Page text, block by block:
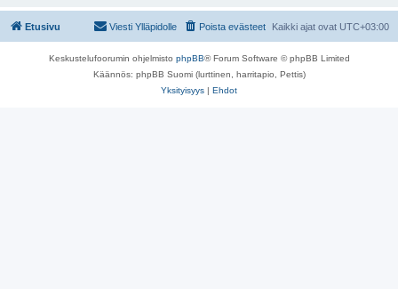
Etusivu Kaikki ajat ovat UTC+03:00
Poista evästeet
Viesti Ylläpidolle
Keskustelufoorumin ohjelmisto phpBB® Forum Software © phpBB Limited
Käännös: phpBB Suomi (lurttinen, harritapio, Pettis)
Yksityisyys | Ehdot